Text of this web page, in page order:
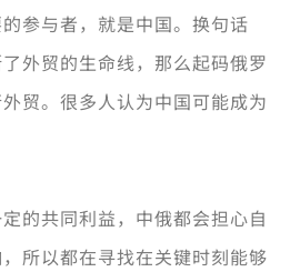
参与者，就是中国。换句话
外贸的生命线，那么起码俄罗
贸。很多人认为中国可能成为
的共同利益，中俄都会担心自
所以都在寻找在关键时刻能够